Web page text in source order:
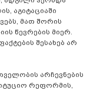
აგიტაციაში
მათ შორის
წევრების მიერ.
შესახებ არ
არჩევნების
რეფორმის,